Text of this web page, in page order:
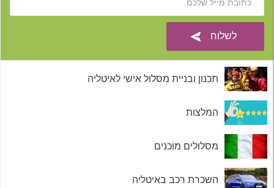
תכנון ובניית מסלול אישי לאיטליה
המלצות
מסלולים מוכנים
השכרת רכב באיטליה